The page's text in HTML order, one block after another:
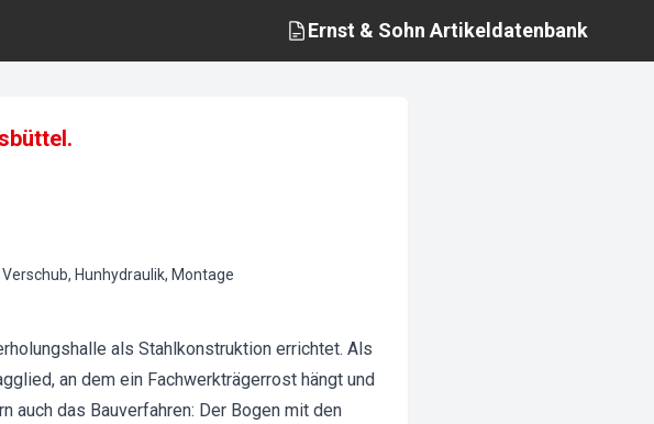
Ernst & Sohn Artikeldatenbank
Hunhydraulik, Montage
als Stahlkonstruktion errichtet. Als
an dem ein Fachwerkträgerrost hängt und
auch das Bauverfahren: Der Bogen mit den